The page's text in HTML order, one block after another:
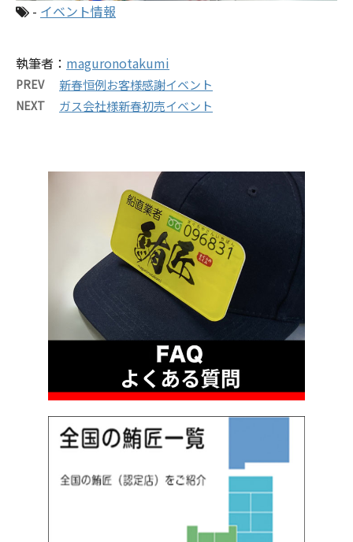
- イベント情報
執筆者： maguronotakumi
PREV 新春恒例お客様感謝イベント
NEXT ガス会社様新春初売イベント